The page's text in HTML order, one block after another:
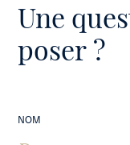
Une
poser ?
NOM